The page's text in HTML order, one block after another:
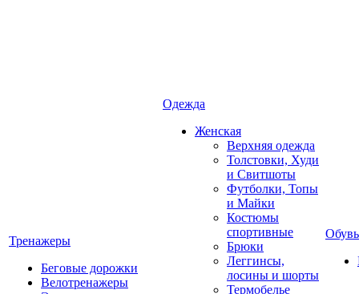
Тренажеры
Беговые дорожки
Велотренажеры
Одежда
Женская
Верхняя одежда
Толстовки, Худи
и Свитшоты
Футболки, Топы
и Майки
Костюмы
спортивные
Брюки
Леггинсы,
лосины и шорты
Термобелье
Обувь